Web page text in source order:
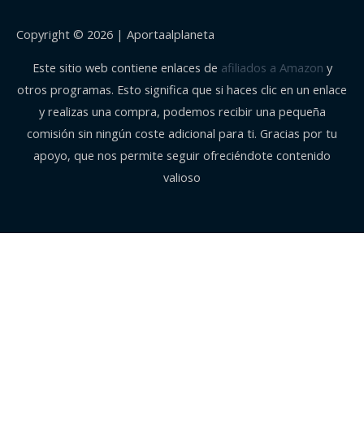
Copyright © 2026 | Aportaalplaneta
Este sitio web contiene enlaces de afiliados a Amazon y
otros programas. Esto significa que si haces clic en un enlace
y realizas una compra, podemos recibir una pequeña
comisión sin ningún coste adicional para ti. Gracias por tu
apoyo, que nos permite seguir ofreciéndote contenido
valioso